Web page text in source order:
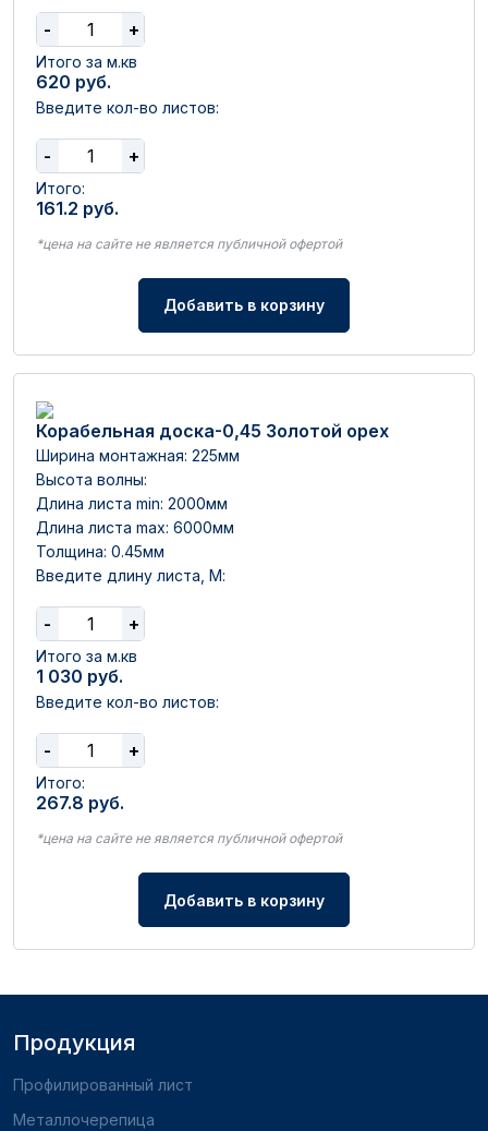
- +
Итого за м.кв
620 руб.
Введите кол-во листов:
- +
Итого:
161.2 руб.
*цена на сайте не является публичной офертой
Добавить в корзину
Корабельная доска-0,45 Золотой орех
Ширина монтажная: 225мм
Высота волны:
Длина листа min: 2000мм
Длина листа max: 6000мм
Толщина: 0.45мм
Введите длину листа, М:
- +
Итого за м.кв
1 030 руб.
Введите кол-во листов:
- +
Итого:
267.8 руб.
*цена на сайте не является публичной офертой
Добавить в корзину
Продукция
Профилированный лист
Металлочерепица